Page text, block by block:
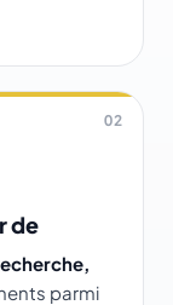
02
de
parmi